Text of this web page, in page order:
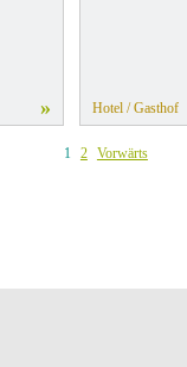
» Hotel / Gasthof
1 2 Vorwärts